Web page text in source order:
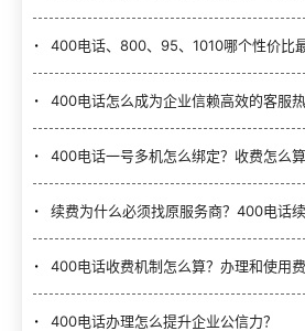
400电话、800、95、1010哪个性价比
400电话怎么成为企业信赖高效的客服热
400电话一号多机怎么绑定？收费怎么算
续费为什么必须找原服务商？400电话
400电话收费机制怎么算？办理和使用
400电话办理怎么提升企业公信力？